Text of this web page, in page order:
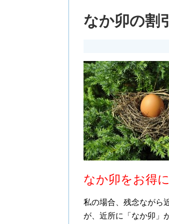
なか卯の割
なか卯をお得
私の場合、残念ながら
が、近所に「なか卯」